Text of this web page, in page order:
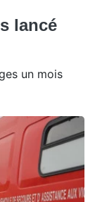
lancé
un mois